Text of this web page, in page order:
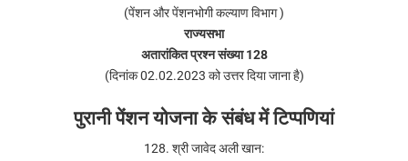
(पेंशन और पेंशनभोगी कल्याण विभाग )
राज्यसभा
अतारांकित प्रश्न संख्या 128
(दिनांक 02.02.2023 को उत्तर दिया जाना है)
पुरानी पेंशन योजना के संबंध में टिप्पणियां
128. श्री जावेद अली खान: